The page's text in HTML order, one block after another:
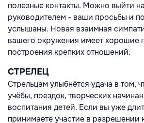
полезные контакты. Можно выйти
руководителем - ваши просьбы и
услышаны. Новая взаимная
вашего окружения имеет хорошие
построения крепких отношений.
СТРЕЛЕЦ
Стрельцам улыбнётся удача в том,
учёбы, поездок, творческих
воспитания детей. Если вы уже
принимаете участие в разрешении